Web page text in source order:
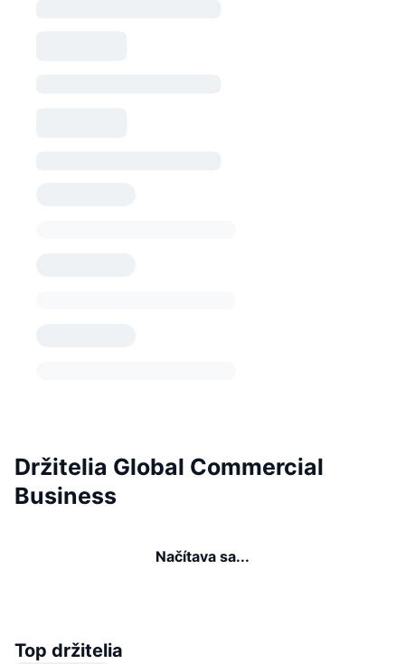
Držitelia Global Commercial
Business
Načítava sa...
Top držitelia